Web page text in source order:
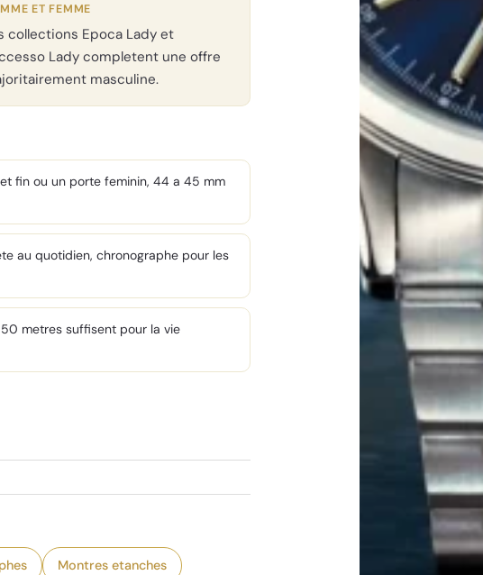
ET FEMME
collections Epoca Lady et
Lady completent une offre
masculine.
fin ou un porte feminin, 44 a 45 mm
au quotidien, chronographe pour les
metres suffisent pour la vie
Montres etanches